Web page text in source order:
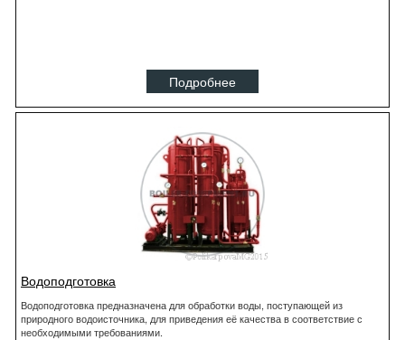
Подробнее
Водоподготовка
Водоподготовка предназначена для обработки воды, поступающей из
природного водоисточника, для приведения её качества в соответствие с
необходимыми требованиями.